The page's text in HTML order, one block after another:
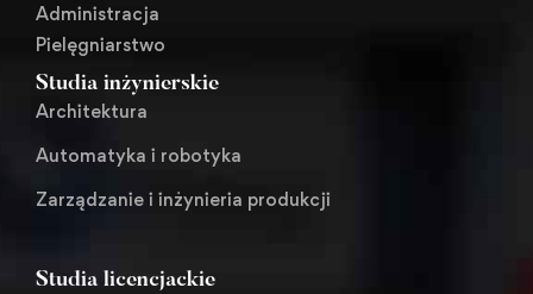
Administracja
Pielęgniarstwo
Studia inżynierskie
Architektura
Automatyka i robotyka
Zarządzanie i inżynieria produkcji
Studia licencjackie